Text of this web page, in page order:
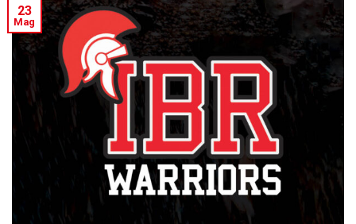
23
Mag